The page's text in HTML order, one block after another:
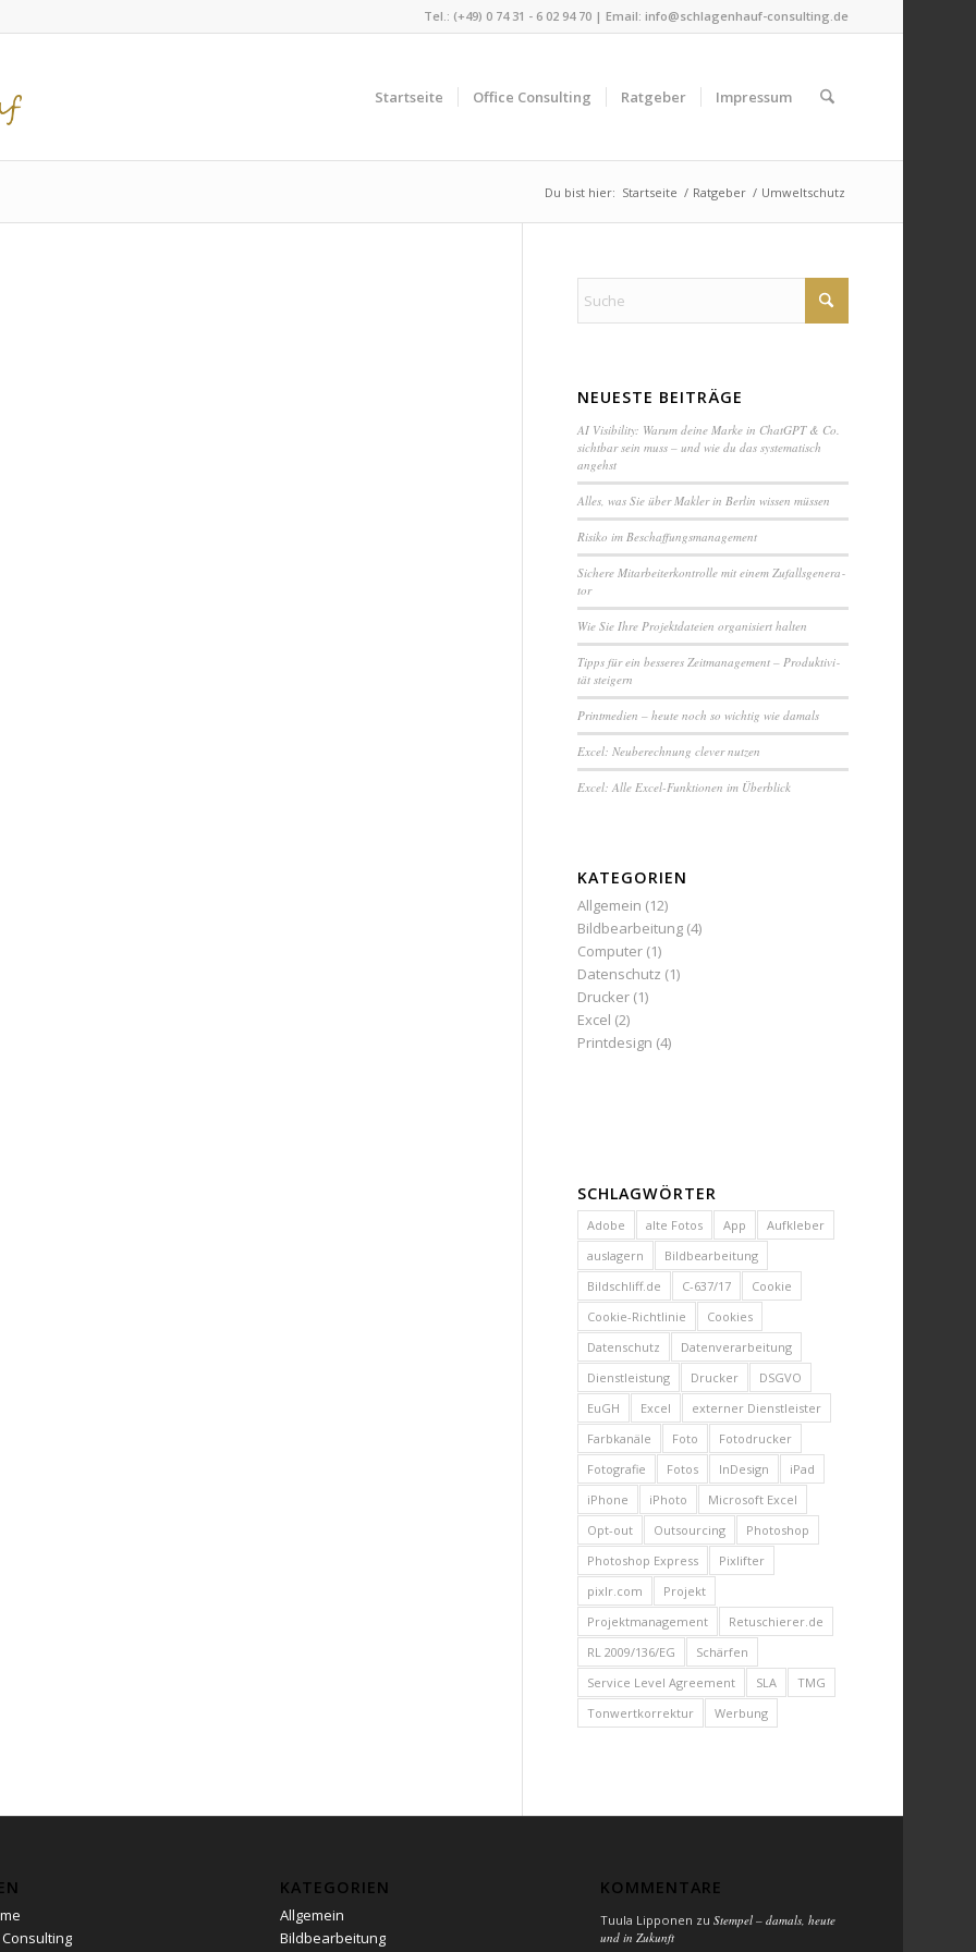
Tel.: (+49) 0 74 31 - 6 02 94 70 | Email: info@schlagenhauf-consulting.de
Startseite Office Consulting Ratgeber Impressum
Du bist hier: Startseite / Ratgeber / Umweltschutz
NEUESTE BEITRÄGE
AI Visibility: Warum deine Marke in ChatGPT & Co.
sichtbar sein muss – und wie du das systematisch
angehst
Alles, was Sie über Makler in Berlin wissen müssen
Ri­si­ko im Be­schaf­fungs­ma­na­ge­ment
Sichere Mit­ar­bei­ter­kon­trol­le mit einem Zuf­alls­ge­ne­ra­
tor
Wie Sie Ihre Pro­jekt­da­tei­en or­ga­ni­siert halten
Tipps für ein besseres Zeit­ma­na­ge­ment – Pro­duk­ti­vi­
tät steigern
Printmedien – heute noch so wichtig wie damals
Excel: Neu­be­rech­nung clever nutzen
Excel: Alle Excel-Funktionen im Überblick
KATEGORIEN
Allgemein (12)
Bildbearbeitung (4)
Computer (1)
Datenschutz (1)
Drucker (1)
Excel (2)
Printdesign (4)
SCHLAGWÖRTER
Adobe alte Fotos App
Aufkleber
auslagern
Bildbearbeitung
Bildschliff.de
C-637/17
Cookie
Cookie-Richtlinie
Cookies
Datenschutz
Datenverarbeitung
Dienstleistung
Drucker
DSGVO
EuGH
Excel
externer Dienstleister
Farbkanäle
Foto
Fotodrucker
Fotografie
Fotos InDesign
iPad
iPhone
iPhoto
Microsoft Excel
Opt-out
Outsourcing
Photoshop
Photoshop Express
Pixlifter
pixlr.com
Projekt
Projektmanagement
Retuschierer.de
RL 2009/136/EG
Schärfen
Service Level Agreement
SLA
TMG
Tonwertkorrektur
Werbung
KATEGORIEN
Allgemein
Bildbearbeitung
KOMMENTARE
Tuula Lipponen zuStempel – damals, heute
und in Zukunft